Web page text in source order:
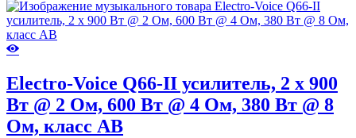
Electro-Voice Q66-II усилитель, 2 x 900
Вт @ 2 Ом, 600 Вт @ 4 Ом, 380 Вт @ 8
Ом, класс AB